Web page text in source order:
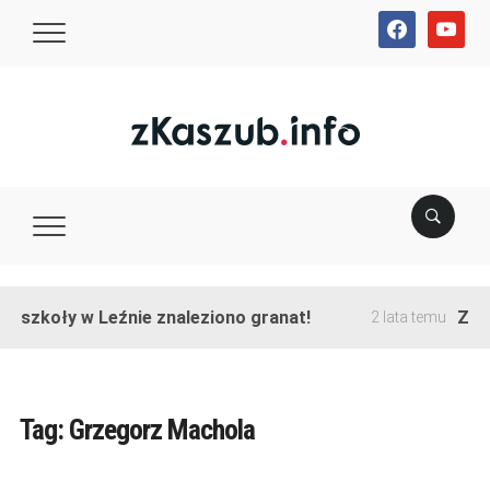
facebookyoutube
szkoły w Leźnie znaleziono granat! 2 lata temu
Tag: Grzegorz Machola